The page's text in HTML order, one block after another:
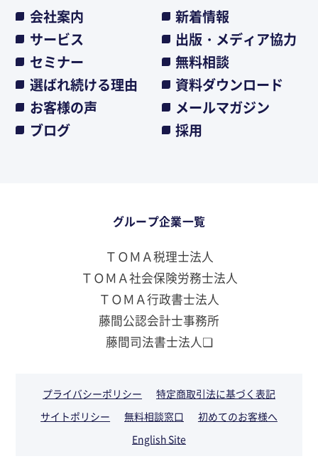
会社案内
新着情報
サービス
出版・メディア協力
セミナー
無料相談
選ばれ続ける理由
資料ダウンロード
お客様の声
メールマガジン
ブログ
採用
グループ企業一覧
ＴＯＭＡ税理士法人
ＴＯＭＡ社会保険労務士法人
ＴＯＭＡ行政書士法人
藤間公認会計士事務所
藤間司法書士法人❏
プライバシーポリシー
特定商取引法に基づく表記
サイトポリシー
無料相談窓口
初めてのお客様へ
English Site